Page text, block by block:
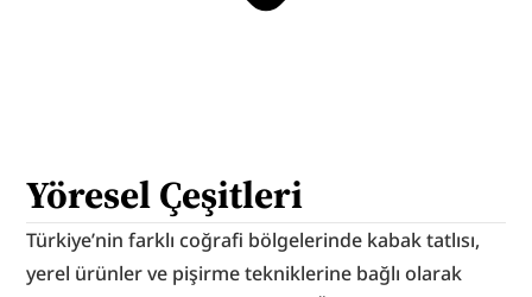
Yöresel Çeşitleri
Türkiye’nin farklı coğrafi bölgelerinde kabak tatlısı,
yerel ürünler ve pişirme tekniklerine bağlı olarak